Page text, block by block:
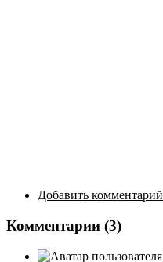
Добавить комментарий
Комментарии (3)